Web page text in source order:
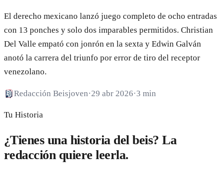
El derecho mexicano lanzó juego completo de ocho entradas
con 13 ponches y solo dos imparables permitidos. Christian
Del Valle empató con jonrón en la sexta y Edwin Galván
anotó la carrera del triunfo por error de tiro del receptor
venezolano.
Redacción Beisjoven·29 abr 2026·3 min
Tu Historia
¿Tienes una historia del beis? La
redacción quiere leerla.